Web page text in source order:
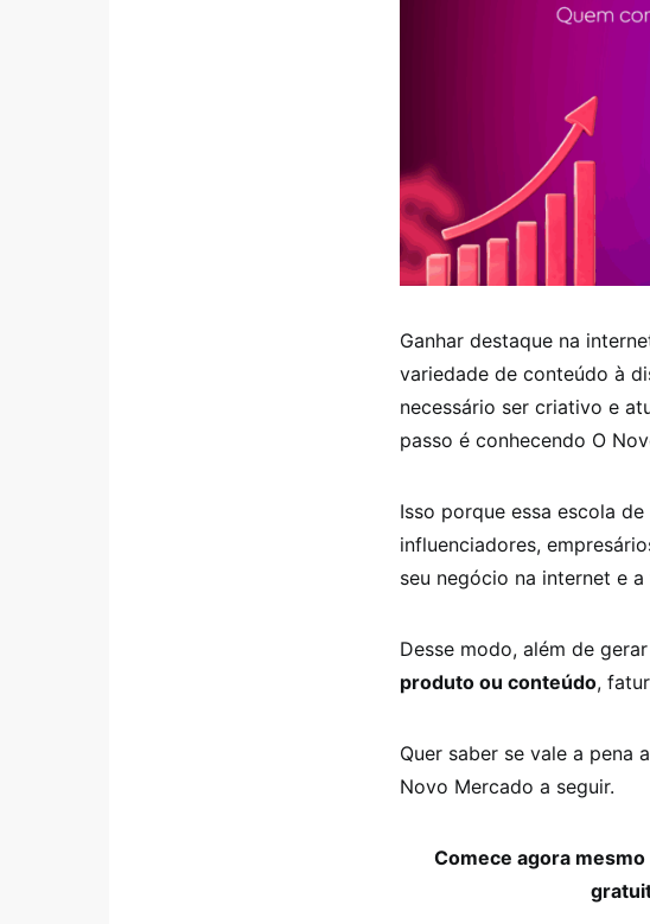
Ganhar destaque na
variedade de conteúdo à
necessário ser criativo e
passo é conhecendo O
Isso porque essa escola
influenciadores,
seu negócio na internet e
Desse modo, além de
produto ou conteúdo,
Quer saber se vale a pena
Novo Mercado a seguir.
Comece agora